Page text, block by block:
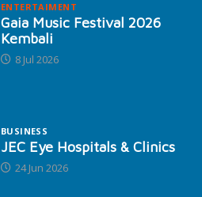
ENTERTAIMENT
Gaia Music Festival 2026
Kembali
8 Jul 2026
BUSINESS
JEC Eye Hospitals & Clinics
24 Jun 2026